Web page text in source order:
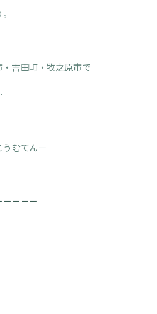
吉田町・牧之原市で
むてん－
－－－